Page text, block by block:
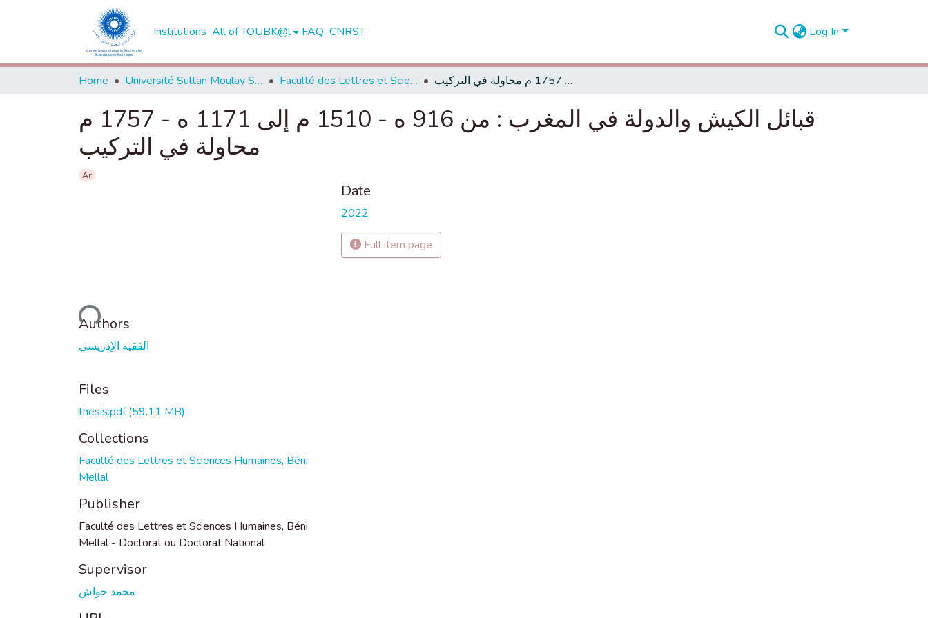
Institutions All of TOUBK@l FAQ CNRST Log In
Home Université Sultan Moulay Slimane - Béni Mellal Faculté des Lettres et Sciences Humaines, Béni Mellal قبائل الكيش والدولة في المغرب : من 916 ه - 1510 م إلى 1171 ه - 1757 م محاولة في التركيب
قبائل الكيش والدولة في المغرب : من 916 ه - 1510 م إلى 1171 ه - 1757 م
محاولة في التركيب
Ar
Loading...
Authors
الفقيه الإدريسي
Files
thesis.pdf(59.11 MB)
Collections
Faculté des Lettres et Sciences Humaines, Béni
Mellal
Publisher
Faculté des Lettres et Sciences Humaines, Béni
Mellal - Doctorat ou Doctorat National
Supervisor
محمد حواش
Date
2022
Full item page